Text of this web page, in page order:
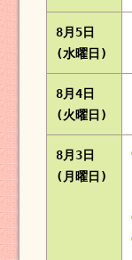
8月5日
(水曜日)
8月4日
(火曜日)
8月3日
(月曜日)